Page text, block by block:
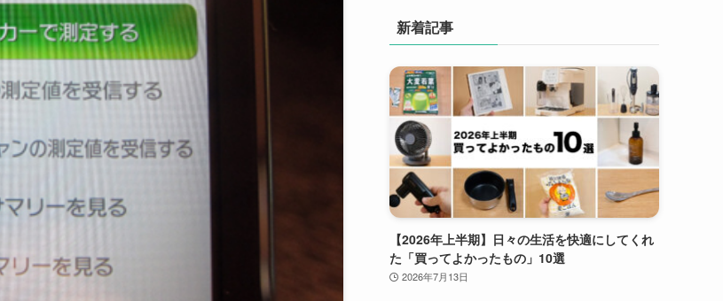
新着記事
【2026年上半期】日々の生活を快適にしてくれ
た「買ってよかったもの」10選
2026年7月13日